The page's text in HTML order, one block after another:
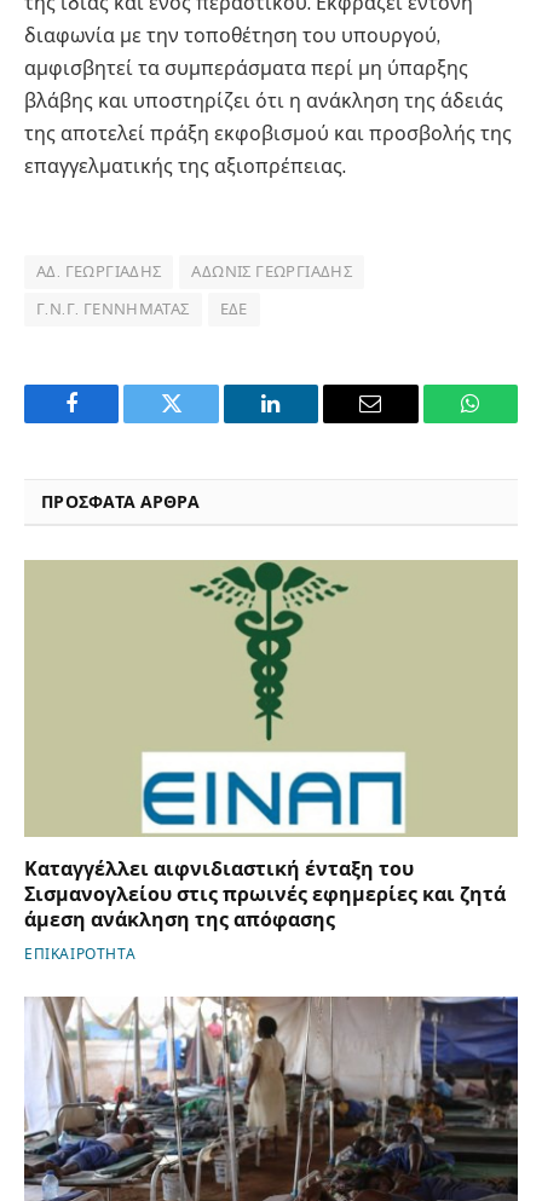
διαφωνία με την τοποθέτηση του υπουργού,
αμφισβητεί τα συμπεράσματα περί μη ύπαρξης
βλάβης και υποστηρίζει ότι η ανάκληση της άδειάς
της αποτελεί πράξη εκφοβισμού και προσβολής της
επαγγελματικής της αξιοπρέπειας.
ΑΔ. ΓΕΩΡΓΙΆΔΗΣ ΆΔΩΝΙΣ ΓΕΩΡΓΙΆΔΗΣ
Γ.Ν.Γ. ΓΕΝΝΗΜΑΤΆΣ ΕΔΕ
Facebook Twitter LinkedIn Email
ΠΡΟΣΦΑΤΑ ΑΡΘΡΑ
Καταγγέλλει αιφνιδιαστική ένταξη του
Σισμανογλείου στις πρωινές εφημερίες και ζητά
άμεση ανάκληση της απόφασης
ΕΠΙΚΑΙΡΟΤΗΤΑ